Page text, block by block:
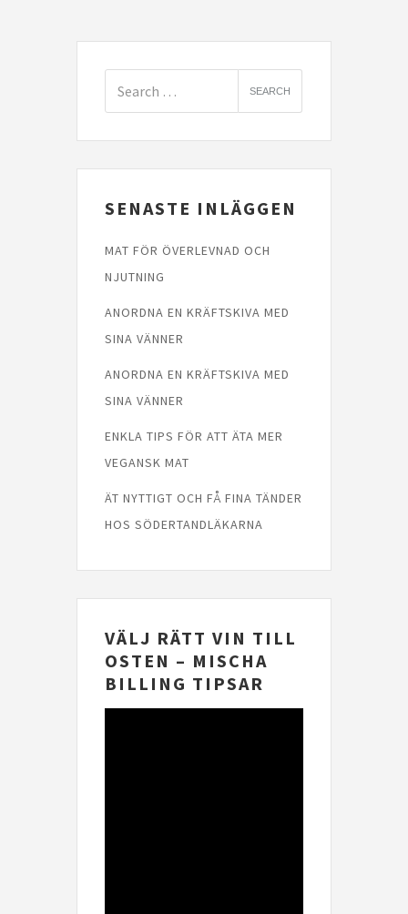
SENASTE INLÄGGEN
MAT FÖR ÖVERLEVNAD OCH
NJUTNING
ANORDNA EN KRÄFTSKIVA MED
SINA VÄNNER
ANORDNA EN KRÄFTSKIVA MED
SINA VÄNNER
ENKLA TIPS FÖR ATT ÄTA MER
VEGANSK MAT
ÄT NYTTIGT OCH FÅ FINA TÄNDER
HOS SÖDERTANDLÄKARNA
VÄLJ RÄTT VIN TILL
OSTEN – MISCHA
BILLING TIPSAR